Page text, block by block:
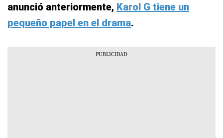
anunció anteriormente, Karol G tiene un
pequeño papel en el drama.